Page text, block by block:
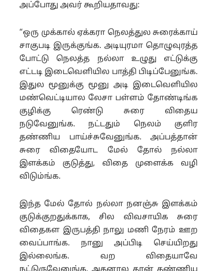
அப்போது அவர் கூறியதாவது:
“ஒரு முக்கால் ஏக்கரா நெலத்துல சுரைக்காய்
சாகுபடி இருக்குங்க. அடியுரமா தொழுவுரத்த
போட்டு நெலத்த நல்லா உழுது எட்டுக்கு
எட்டடி இடைவெளியில பாத்தி பிடிப்பேனுங்க.
இதுல மூனுக்கு மூனு அடி இடைவெளியில
மண்வெட்டியால லேசா பள்ளம் தோண்டிங்க
குழிக்கு ரெண்டு சுரை விதைய
நடுவேனுங்க. நட்டதும் நெலம் குளிர
தண்ணிய பாய்ச்சுவேனுங்க. அப்பத்தான்
சுரை விதையோட மேல் தோல் நல்லா
இளக்கம் குடுத்து, விதை முளைக்க வழி
விடும்ங்க.
இந்த மேல் தோல் நல்லா நனஞ்சு இளக்கம்
குடுக்குறதுக்காக, சில விவசாயிக சுரை
விதைகள இருபத்தி நாலு மணி நேரம் ஊற
வைப்பாங்க. நானு அப்பிடி செய்யிறது
இல்லைங்க. வற விதையாவே